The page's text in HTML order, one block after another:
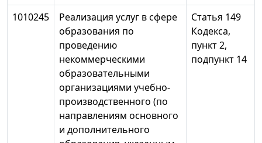
1010245
Реализация услуг в сфере
образования по
проведению
некоммерческими
образовательными
организациями учебно-
производственного (по
направлениям основного
и дополнительного
Статья 149
Кодекса,
пункт 2,
подпункт 14